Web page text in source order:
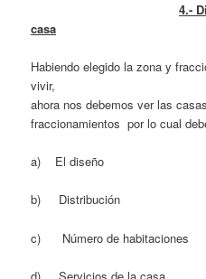
4.-
casa
Habiendo elegido la zona y
vivir,
ahora nos debemos ver las
fraccionamientos por lo cual
a) El diseño
b) Distribución
c) Número de habitaciones
d) Servicios de la casa